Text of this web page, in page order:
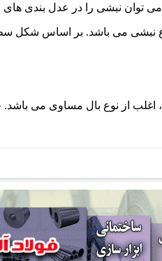
توان نبشی را در عدل بندی
نوع نبشی می باشد. بر اساس شکل
اغلب از نوع بال مساوی می